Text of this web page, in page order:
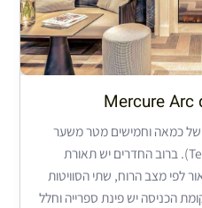
Mercure Arc
כמאה וחמישים מטר משער
הניצחון, בשכונת טרן (Ternes). ברוב החדרים יש תאורת
לפי מצב הרוח, שתי הסוויטות
הכניסה יש פינת ספרייה וחלל